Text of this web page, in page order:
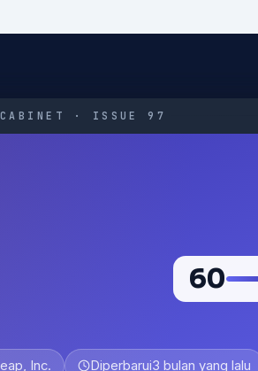
· ISSUE 97
60
Inc. Diperbarui3 bulan yang lalu